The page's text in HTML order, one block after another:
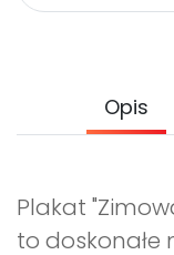
Opis
Plakat
to doskonałe